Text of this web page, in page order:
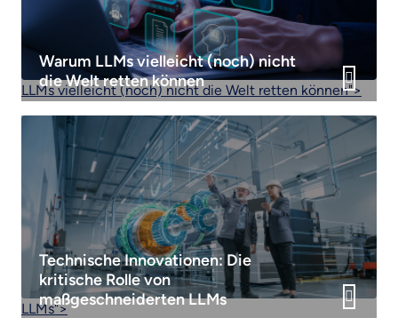
LLMs vielleicht (noch) nicht die Welt retten können">
Warum LLMsvielleicht (noch) nicht
die Welt retten können
LLMs">
Technische Innovationen: Die
kritische Rolle von
maßgeschneidertenLLMs